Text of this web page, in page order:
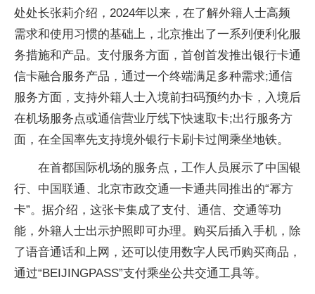
处处长张莉介绍，2024年以来，在了解外籍人士高频
需求和使用习惯的基础上，北京推出了一系列便利化服
务措施和产品。支付服务方面，首创首发推出银行卡通
信卡融合服务产品，通过一个终端满足多种需求;通信
服务方面，支持外籍人士入境前扫码预约办卡，入境后
在机场服务点或通信营业厅线下快速取卡;出行服务方
面，在全国率先支持境外银行卡刷卡过闸乘坐地铁。
在首都国际机场的服务点，工作人员展示了中国银
行、中国联通、北京市政交通一卡通共同推出的“幂方
卡”。据介绍，这张卡集成了支付、通信、交通等功
能，外籍人士出示护照即可办理。购买后插入手机，除
了语音通话和上网，还可以使用数字人民币购买商品，
通过“BEIJINGPASS”支付乘坐公共交通工具等。